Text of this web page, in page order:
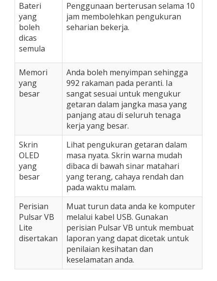
Bateri
yang
boleh
dicas
semula
Penggunaan berterusan selama 10
jam membolehkan pengukuran
seharian bekerja.
Memori
yang
besar
Anda boleh menyimpan sehingga
992 rakaman pada peranti. Ia
sangat sesuai untuk mengukur
getaran dalam jangka masa yang
panjang atau di seluruh tenaga
kerja yang besar.
Skrin
OLED
yang
besar
Lihat pengukuran getaran dalam
masa nyata. Skrin warna mudah
dibaca di bawah sinar matahari
yang terang, cahaya rendah dan
pada waktu malam.
Perisian
Pulsar VB
Lite
disertakan
Muat turun data anda ke komputer
melalui kabel USB. Gunakan
perisian Pulsar VB untuk membuat
laporan yang dapat dicetak untuk
penilaian kesihatan dan
keselamatan anda.